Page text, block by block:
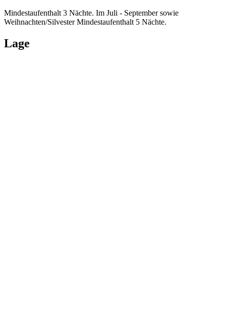
Mindestaufenthalt 3 Nächte. Im Juli - September sowie
Weihnachten/Silvester Mindestaufenthalt 5 Nächte.
Lage